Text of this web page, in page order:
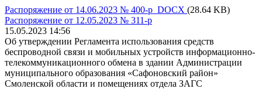
Распоряжение от 14.06.2023 № 400-р DOCX (28.64 KB)
Распоряжение от 12.05.2023 № 311-р
15.05.2023 14:56
Об утверждении Регламента использования средств
беспроводной связи и мобильных устройств информационно-
телекоммуникационного обмена в здании Администрации
муниципального образования «Сафоновский район»
Смоленской области и помещениях отдела ЗАГС